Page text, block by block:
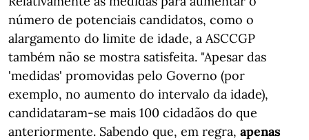
número de potenciais candidatos, como o
alargamento do limite de idade, a ASCCGP
também não se mostra satisfeita. "Apesar das
'medidas' promovidas pelo Governo (por
exemplo, no aumento do intervalo da idade),
candidataram-se mais 100 cidadãos do que
anteriormente. Sabendo que, em regra, apenas